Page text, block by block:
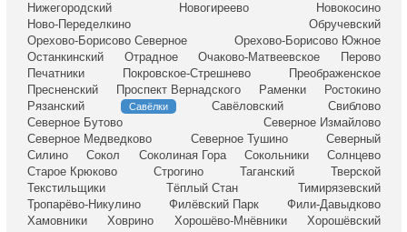
Нижегородский
Новогиреево
Новокосино
Ново-Переделкино
Обручевский
Орехово-Борисово Северное
Орехово-Борисово Южное
Останкинский
Отрадное Очаково-Матвеевское
Перово
Печатники
Покровское-Стрешнево
Преображенское
Пресненский
Проспект Вернадского Раменки
Ростокино
Рязанский
Савёлки Савёловский
Свиблово
Северное Бутово
Северное Измайлово
Северное Медведково
Северное Тушино
Северный
Силино
Сокол Соколиная Гора Сокольники
Солнцево
Старое Крюково
Строгино Таганский
Тверской
Текстильщики
Тёплый Стан
Тимирязевский
Тропарёво-Никулино
Филёвский Парк
Фили-Давыдково
Хамовники
Ховрино Хорошёво-Мнёвники
Хорошёвский